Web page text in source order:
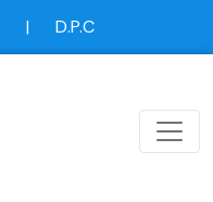
| D.P.C